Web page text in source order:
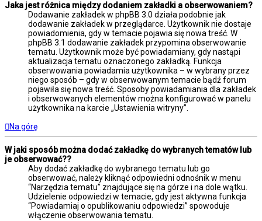
Jaka jest różnica między dodaniem zakładki a obserwowaniem?
Dodawanie zakładek w phpBB 3.0 działa podobnie jak
dodawanie zakładek w przeglądarce. Użytkownik nie dostaje
powiadomienia, gdy w temacie pojawia się nowa treść. W
phpBB 3.1 dodawanie zakładek przypomina obserwowanie
tematu. Użytkownik może być powiadamiany, gdy nastąpi
aktualizacja tematu oznaczonego zakładką. Funkcja
obserwowania powiadamia użytkownika – w wybrany przez
niego sposób – gdy w obserwowanym temacie bądź forum
pojawiła się nowa treść. Sposoby powiadamiania dla zakładek
i obserwowanych elementów można konfigurować w panelu
użytkownika na karcie „Ustawienia witryny”.
Na górę
W jaki sposób można dodać zakładkę do wybranych tematów lub
je obserwować??
Aby dodać zakładkę do wybranego tematu lub go
obserwować, należy kliknąć odpowiedni odnośnik w menu
“Narzędzia tematu” znajdujące się na górze i na dole wątku.
Udzielenie odpowiedzi w temacie, gdy jest aktywna funkcja
“Powiadamiaj o opublikowaniu odpowiedzi” spowoduje
włączenie obserwowania tematu.